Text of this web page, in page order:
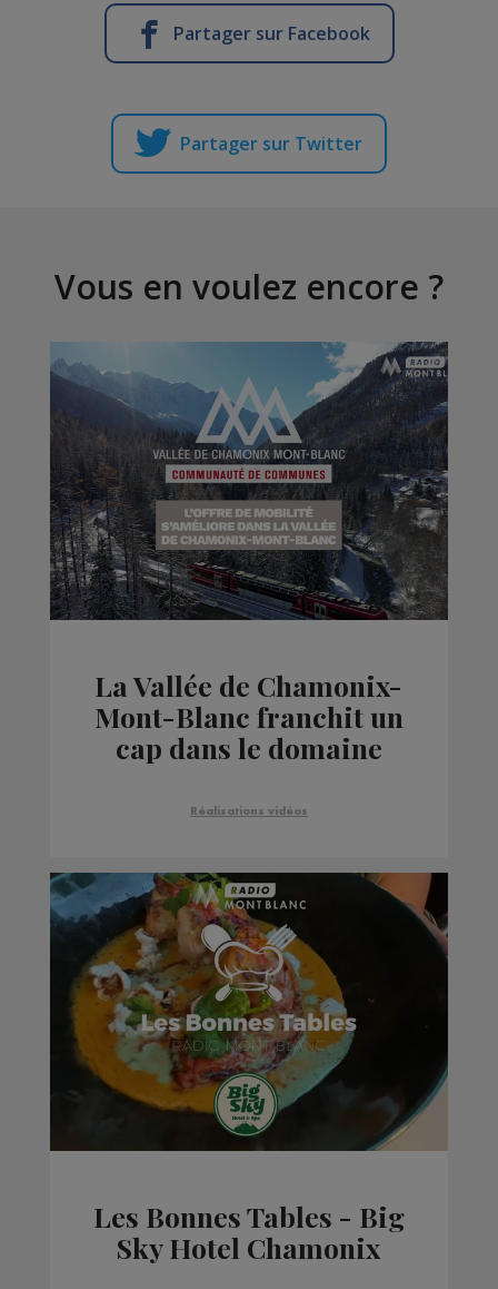
Partager sur Facebook
Partager sur Twitter
Vous en voulez encore ?
La Vallée de Chamonix-
Mont-Blanc franchit un
cap dans le domaine
Réalisations vidéos
Les Bonnes Tables - Big
Sky Hotel Chamonix